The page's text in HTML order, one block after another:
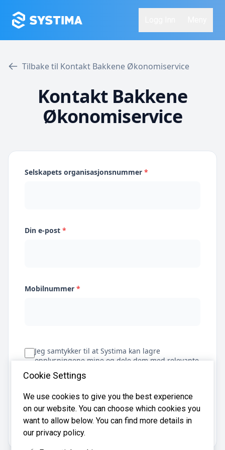
Tilbake til Kontakt Bakkene Økonomiservice
Kontakt Bakkene
Økonomiservice
Selskapets organisasjonsnummer *
Din e-post *
Mobilnummer *
Jeg samtykker til at Systima kan lagre
opplysningene mine og dele dem med relevante
regnskapsbyråer for å hjelpe meg å finne
regnskapsfører
Få tilbud
Cookie Settings
We use cookies to give you the best experience
on our website. You can choose which cookies you
want to allow below. You can find more details in
our privacy policy.